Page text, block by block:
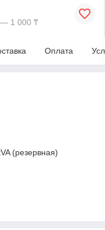
— 1 000 ₸
Оплата
(резервная)